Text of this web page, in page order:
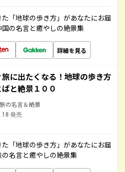
「地球の歩き方」があなたにお届
の名言と癒やしの絶景集
詳細を見る
に出たくなる！地球の歩き方
と絶景１００
の名言＆絶景
発売
「地球の歩き方」があなたにお届
名言と癒やしの絶景集